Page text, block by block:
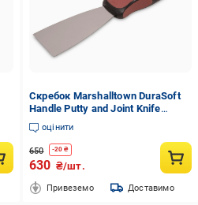
Скребок Marshalltown DuraSoft
Handle Putty and Joint Knife
довжина леза 76 мм
оцінити
650 -20 ₴
630 ₴/шт.
Привеземо Доставимо